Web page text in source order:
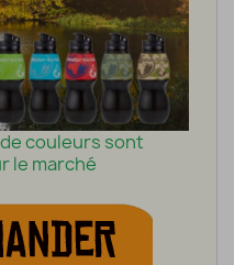
couleurs sont
le marché